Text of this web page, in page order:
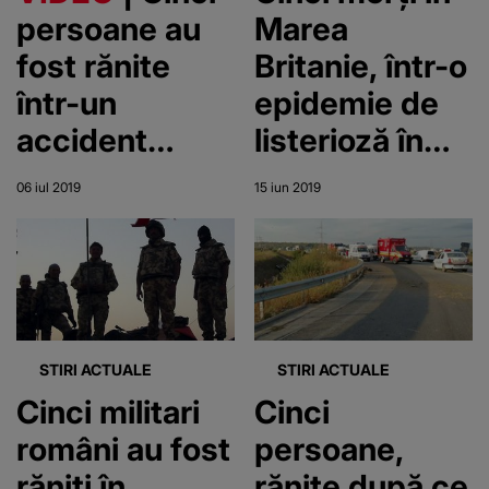
persoane au
fost rănite
într-un
accident
rutier petrecut
în judeţul
Constanţa
06 iul 2019
Marea
Britanie, într-o
epidemie de
listerioză în
spitale
15 iun 2019
STIRI ACTUALE
Cinci militari
români au fost
STIRI ACTUALE
Cinci
persoane,